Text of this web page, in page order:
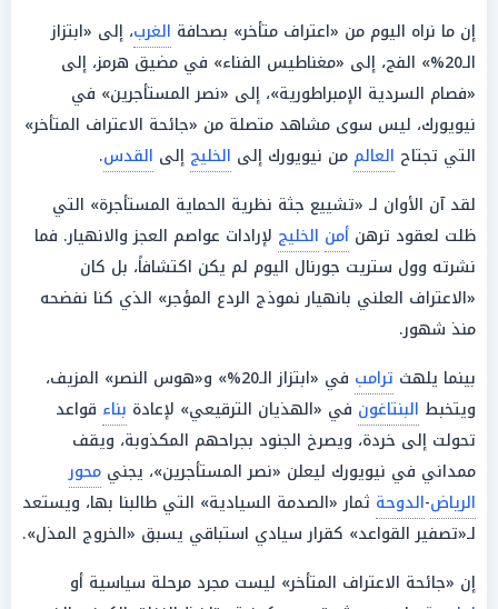
إن ما نراه اليوم من «اعتراف متأخر» بصحافة الغرب، إلى «ابتزاز
الـ20%» الفج، إلى «مغناطيس الفناء» في مضيق هرمز، إلى
«فصام السردية الإمبراطورية»، إلى «نصر المستأجرين» في
نيويورك، ليس سوى مشاهد متصلة من «جائحة الاعتراف المتأخر»
التي تجتاح العالم من نيويورك إلى الخليج إلى القدس.
لقد آن الأوان لـ «تشييع جثة نظرية الحماية المستأجرة» التي
ظلت لعقود ترهن أمن الخليج لإرادات عواصم العجز والانهيار. فما
نشرته وول ستريت جورنال اليوم لم يكن اكتشافاً، بل كان
«الاعتراف العلني بانهيار نموذج الردع المؤجر» الذي كنا نفضحه
منذ شهور.
بينما يلهث ترامب
في «ابتزاز الـ20%» و«هوس النصر» المزيف،
ويتخبط البنتاغون في «الهذيان الترقيعي» لإعادة بناء قواعد
تحولت إلى خردة، ويصرخ الجنود بجراحهم المكذوبة، ويقف
ممداني في نيويورك ليعلن «نصر المستأجرين»، يجني محور
الرياض-الدوحة ثمار «الصدمة السيادية» التي طالبنا بها، ويستعد
لـ«تصفير القواعد» كقرار سيادي استباقي يسبق «الخروج المذل».
إن «جائحة الاعتراف المتأخر» ليست مجرد مرحلة سياسية أو